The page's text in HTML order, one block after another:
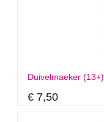
Duivelmaeker (13+)
€ 7,50